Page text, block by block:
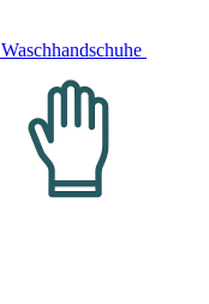
Waschhandschuhe